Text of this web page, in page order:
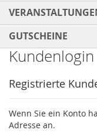
GUTSCHEINE
Kundenlogin
Registrierte
Wenn Sie ein Konto
Adresse an.